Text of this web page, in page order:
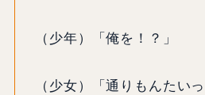
（少年）「俺を！？」
（少女）「通りもんたいっ